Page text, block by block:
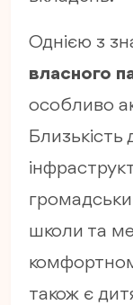
Однією з
власного
особливо
школи та
також є